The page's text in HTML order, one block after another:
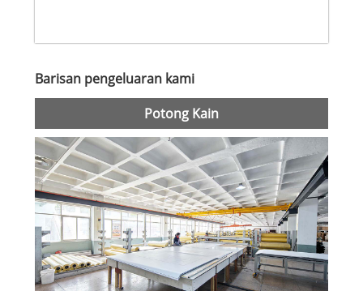
Barisan pengeluaran kami
Potong Kain